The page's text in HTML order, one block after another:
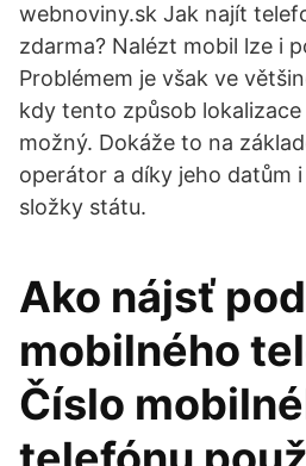
webnoviny.sk Jak najít
zdarma? Nalézt mobil lze i
Problémem je však ve
kdy tento způsob
možný. Dokáže to na
operátor a díky jeho datům
složky státu.
Ako nájsť
mobilného
Číslo